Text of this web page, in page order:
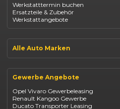
Fiat 500
Dacia Duster
Dacia Sandero
Jeep Compass
Suzuki Vitara
Suzuki Swift
Mazda CX-30
Werkstatttermin buchen
Ersatzteile & Zubehör
Werkstattangebote
Alle Auto Marken
Opel
Fiat
Jeep
Suzuki
BYD
Gewerbe Angebote
Opel Vivaro Gewerbeleasing
Renault Kangoo Gewerbe
Ducato Transporter Leasing